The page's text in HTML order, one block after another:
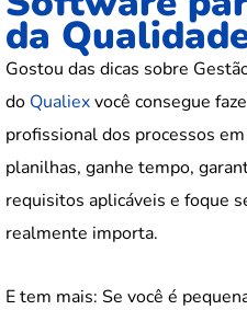
da
Gostou das dicas sobre
do Qualiexvocê consegue
profissional dos processos
planilhas, ganhe tempo,
requisitos aplicáveis e foque
realmente importa.
E tem mais: Se você é